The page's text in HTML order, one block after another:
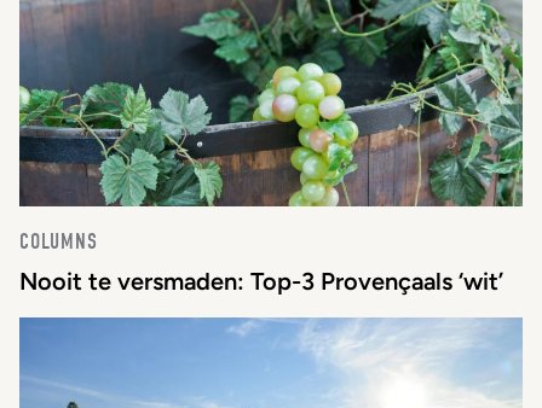
COLUMNS
Nooit te versmaden: Top-3 Provençaals ‘wit’